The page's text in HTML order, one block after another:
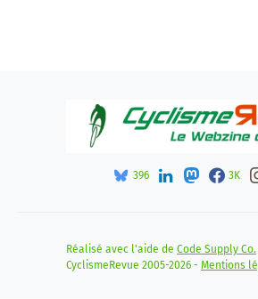
396 3K
Réalisé avec l'aide de Code Supply Co.
CyclismeRevue 2005-2026 - Mentions